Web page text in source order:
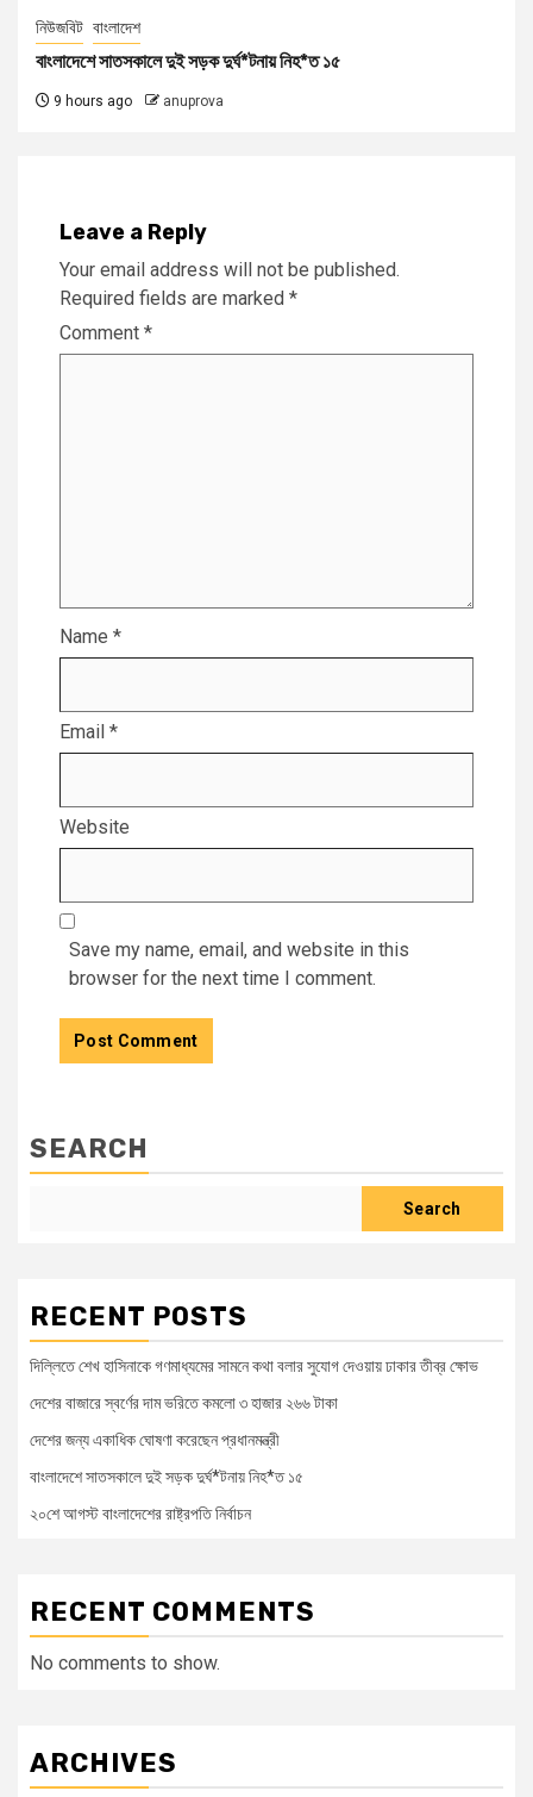
নিউজবিট বাংলাদেশ
বাংলাদেশে সাতসকালে দুই সড়ক দুর্ঘ*টনায় নিহ*ত ১৫
9 hours ago anuprova
Leave a Reply
Your email address will not be published.
Required fields are marked *
Comment *
Name *
Email *
Website
Save my name, email, and website in this
browser for the next time I comment.
SEARCH
Search
RECENT POSTS
দিল্লিতে শেখ হাসিনাকে গণমাধ্যমের সামনে কথা বলার সুযোগ দেওয়ায় ঢাকার তীব্র ক্ষোভ
দেশের বাজারে স্বর্ণের দাম ভরিতে কমলো ৩ হাজার ২৬৬ টাকা
দেশের জন্য একাধিক ঘোষণা করেছেন প্রধানমন্ত্রী
বাংলাদেশে সাতসকালে দুই সড়ক দুর্ঘ*টনায় নিহ*ত ১৫
২০শে আগস্ট বাংলাদেশের রাষ্ট্রপতি নির্বাচন
RECENT COMMENTS
No comments to show.
ARCHIVES